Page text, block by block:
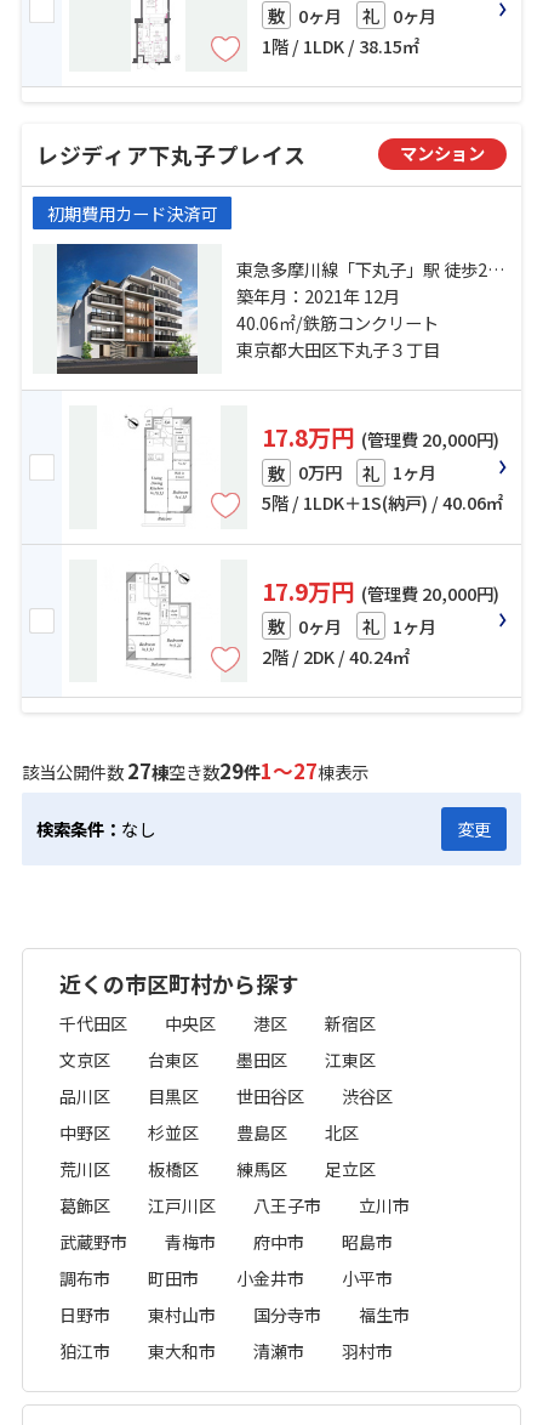
敷 0ヶ月 礼 0ヶ月
1階 / 1LDK / 38.15㎡
レジディア下丸子プレイス マンション
初期費用カード決済可
東急多摩川線「下丸子」駅 徒歩2分
東急池上線「千鳥町」駅 徒歩9分 東
急多摩川線「武蔵新田」駅 徒歩11
分
築年月：2021年 12月
40.06㎡/鉄筋コンクリート
東京都大田区下丸子３丁目
17.8万円 (管理費 20,000円)
敷 0万円 礼 1ヶ月
5階 / 1LDK＋1S(納戸) / 40.06㎡
17.9万円 (管理費 20,000円)
敷 0ヶ月 礼 1ヶ月
2階 / 2DK / 40.24㎡
該当公開件数27棟空き数29件1～27棟表示
検索条件： なし 変更
近くの市区町村から探す
千代田区 中央区 港区
新宿区
文京区
台東区 墨田区
江東区
品川区
目黒区 世田谷区
渋谷区
中野区
杉並区 豊島区
北区
荒川区
板橋区 練馬区
足立区
葛飾区
江戸川区 八王子市
立川市
武蔵野市
青梅市 府中市
昭島市
調布市
町田市 小金井市
小平市
日野市
東村山市 国分寺市
福生市
狛江市
東大和市 清瀬市 羽村市